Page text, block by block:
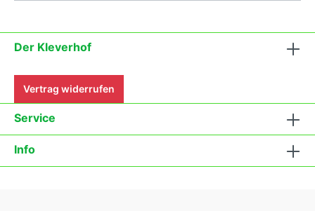
Der Kleverhof
Vertrag widerrufen
Service
Info